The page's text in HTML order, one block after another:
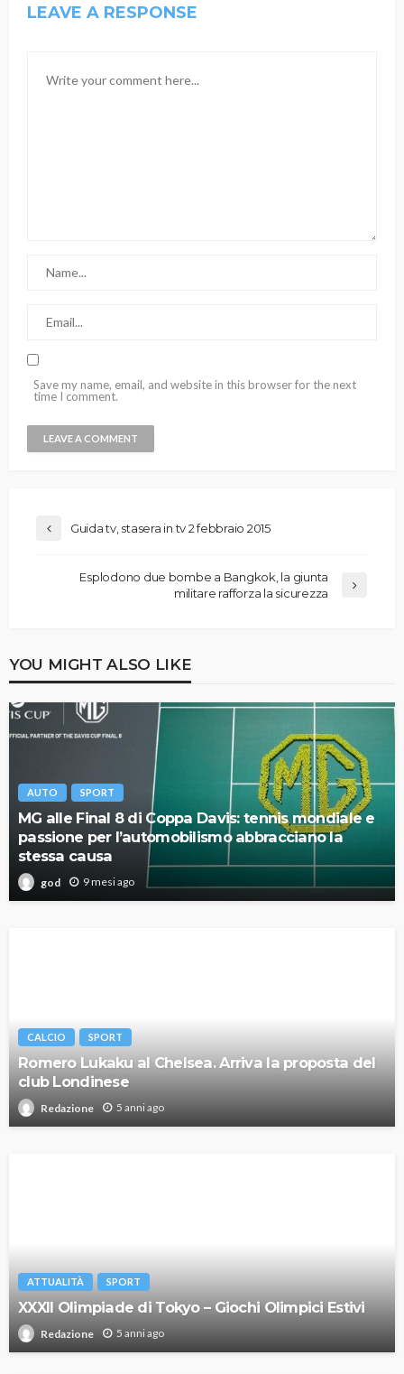
LEAVE A RESPONSE
Save my name, email, and website in this browser for the next
time I comment.
Guida tv, stasera in tv 2 febbraio 2015
Esplodono due bombe a Bangkok, la giunta
militare rafforza la sicurezza
YOU MIGHT ALSO LIKE
AUTO SPORT
MG alle Final 8 di Coppa Davis: tennis mondiale e
passione per l’automobilismo abbracciano la
stessa causa
god 9 mesi ago
CALCIO SPORT
Romero Lukaku al Chelsea. Arriva la proposta del
club Londinese
Redazione 5 anni ago
ATTUALITÀ SPORT
XXXII Olimpiade di Tokyo – Giochi Olimpici Estivi
Redazione 5 anni ago